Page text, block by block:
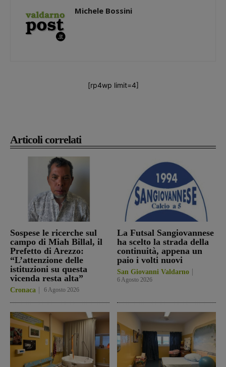
Articoli correlati
Sospese le ricerche sul
campo di Miah Billal, il
Prefetto di Arezzo:
“L’attenzione delle
istituzioni su questa
vicenda resta alta”
Cronaca 6 Agosto 2026
La Futsal Sangiovannese
ha scelto la strada della
continuità, appena un
paio i volti nuovi
San Giovanni Valdarno
6 Agosto 2026
Michele Bossini
[rp4wp limit=4]